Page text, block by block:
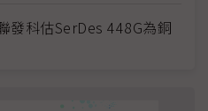
科估SerDes 448G為銅